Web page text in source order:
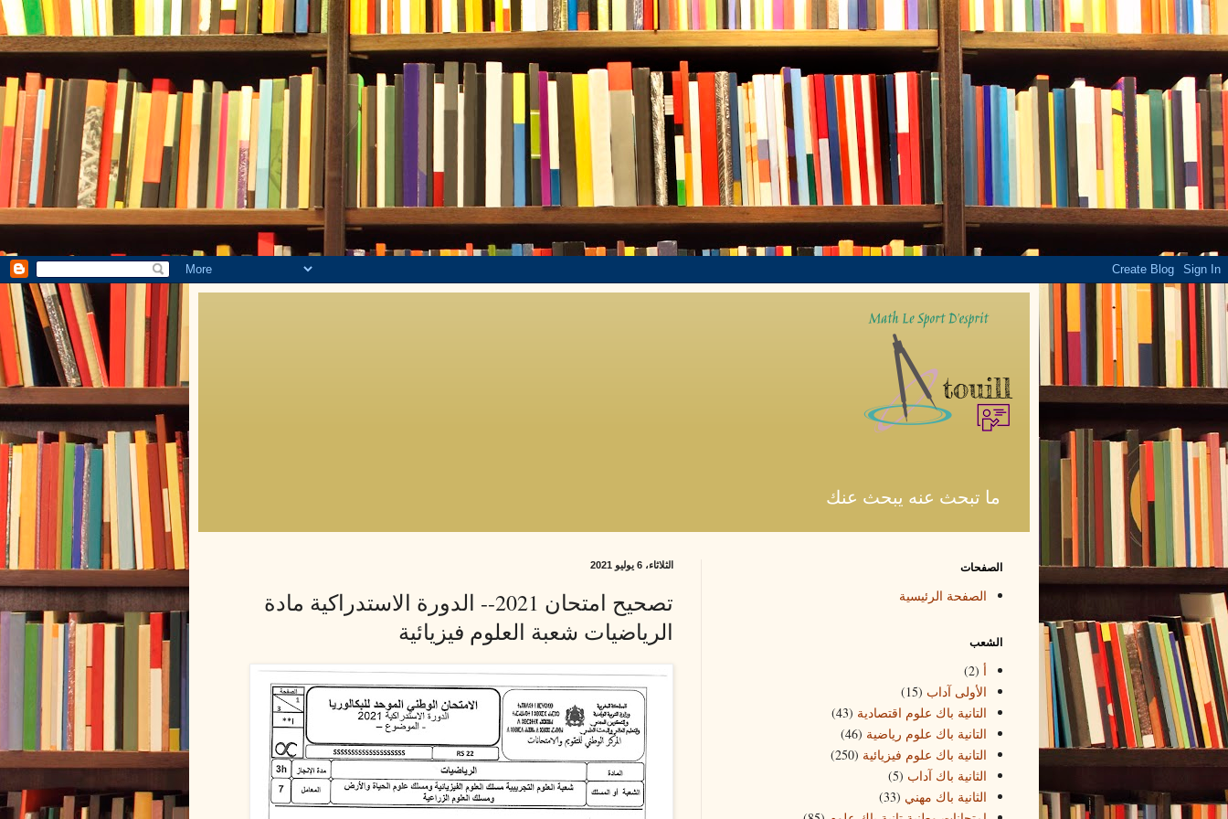
ما تبحث عنه يبحث عنك
الثلاثاء، 6 يوليو 2021
تصحيح امتحان 2021-- الدورة الاستدراكية مادة
الرياضيات شعبة العلوم فيزيائية
الصفحات
الصفحة الرئيسية
الشعب
أ (2)
الأولى آداب (15)
التانية باك علوم اقتصادية (43)
التانية باك علوم رياضية (46)
التانية باك علوم فيزيائية (250)
الثانية باك آداب (5)
الثانية باك مهني (33)